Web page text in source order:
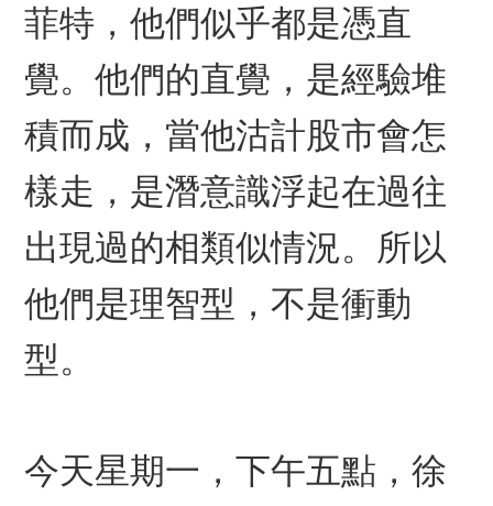
菲特，他們似乎都是憑直
覺。他們的直覺，是經驗堆
積而成，當他沽計股市會怎
樣走，是潛意識浮起在過往
出現過的相類似情況。所以
他們是理智型，不是衝動
型。
今天星期一，下午五點，徐